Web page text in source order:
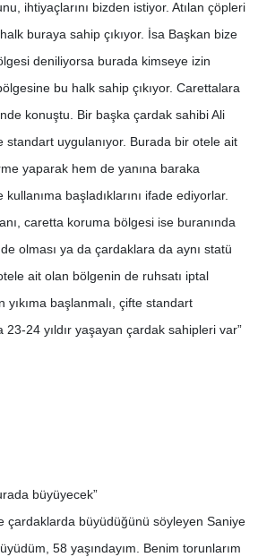
ihtiyaçlarını bizden istiyor. Atılan çöpleri
buraya sahip çıkıyor. İsa Başkan bize
deniliyorsa burada kimseye izin
bu halk sahip çıkıyor. Carettalara
konuştu. Bir başka çardak sahibi Ali
standart uygulanıyor. Burada bir otele ait
yaparak hem de yanına baraka
başladıklarını ifade ediyorlar.
caretta koruma bölgesi ise buranında
olması ya da çardaklara da aynı statü
ait olan bölgenin de ruhsatı iptal
başlanmalı, çifte standart
23-24 yıldır yaşayan çardak sahipleri var”
büyüyecek”
çardaklarda büyüdüğünü söyleyen Saniye
58 yaşındayım. Benim torunlarım